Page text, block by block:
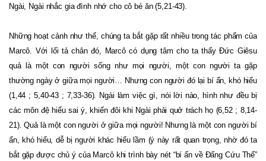
Ngài, Ngài nhắc gia đình nhớ cho cô bé ăn (5,21-43).
Những hoạt cảnh như thế, chúng ta bắt gặp rất nhiều trong tác phẩm của
Marcô. Với lối tả chân đó, Marcô có dụng tâm cho ta thấy Đức Giêsu
quả là một con người sống như mọi người, một con người ta gặp
thường ngày ở giữa mọi người… Nhưng con người đó lại bí ẩn, khó hiểu
(1,44 ; 5,40-43 ; 7,33-36). Ngài làm việc gì, nói lời nào, hình như đều bị
các môn đệ hiểu sai ý, khiến đôi khi Ngài phải quở trách họ (6,52 ; 8,14-
21). Quả là một con người ở giữa mọi người! Nhưng là một con người bí
ẩn, khó hiểu, dễ bị người khác hiểu lầm (ý này rất quan trọng, nhờ đó ta
bắt gặp được chủ ý của Marcô khi trình bày nét “bí ẩn về Đấng Cứu Thế”